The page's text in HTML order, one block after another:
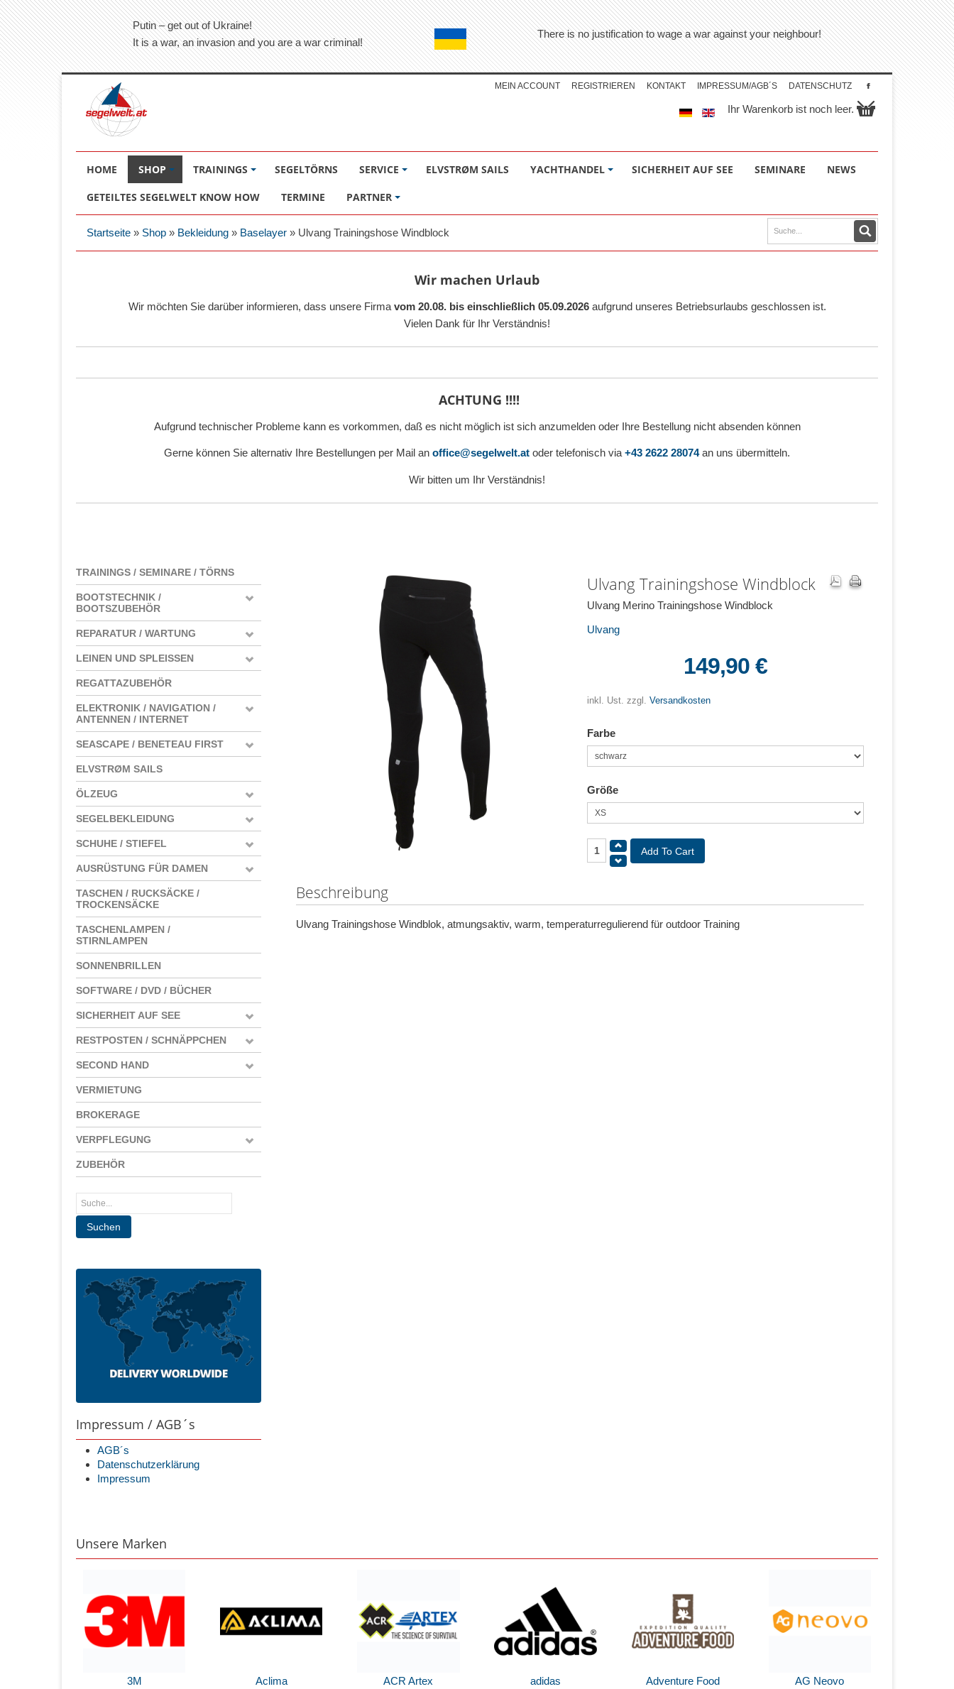
Putin – get out of Ukraine!
It is a war, an invasion and you are a war criminal!
There is no justification to wage a war against your neighbour!
KONTAKT IMPRESSUM/AGB´S DATENSCHUTZ
MEIN ACCOUNT REGISTRIEREN
Ihr Warenkorb ist noch leer.
HOME SHOP TRAININGS SEGELTÖRNS SERVICE ELVSTRØM SAILS YACHTHANDEL SICHERHEIT AUF SEE SEMINARE NEWS
GETEILTES SEGELWELT KNOW HOW TERMINE PARTNER
Startseite » Shop » Bekleidung » Baselayer » Ulvang Trainingshose Windblock
Wir machen Urlaub
Wir möchten Sie darüber informieren, dass unsere Firma vom 20.08. bis einschließlich 05.09.2026aufgrund unseres Betriebsurlaubs geschlossen ist.
Vielen Dank für Ihr Verständnis!
ACHTUNG !!!!
Aufgrund technischer Probleme kann es vorkommen, daß es nicht möglich ist sich anzumelden oder Ihre Bestellung nicht absenden können
Gerne können Sie alternativ Ihre Bestellungen per Mail an office@segelwelt.at oder telefonisch via +43 2622 28074an uns übermitteln.
Wir bitten um Ihr Verständnis!
TRAININGS / SEMINARE / TÖRNS
BOOTSTECHNIK /
BOOTSZUBEHÖR
REPARATUR / WARTUNG
LEINEN UND SPLEISSEN
REGATTAZUBEHÖR
ELEKTRONIK / NAVIGATION /
ANTENNEN / INTERNET
SEASCAPE / BENETEAU FIRST
ELVSTRØM SAILS
ÖLZEUG
SEGELBEKLEIDUNG
SCHUHE / STIEFEL
AUSRÜSTUNG FÜR DAMEN
TASCHEN / RUCKSÄCKE /
TROCKENSÄCKE
TASCHENLAMPEN /
STIRNLAMPEN
SONNENBRILLEN
SOFTWARE / DVD / BÜCHER
SICHERHEIT AUF SEE
RESTPOSTEN / SCHNÄPPCHEN
SECOND HAND
VERMIETUNG
BROKERAGE
VERPFLEGUNG
ZUBEHÖR
Impressum / AGB´s
AGB´s
Datenschutzerklärung
Impressum
Ulvang Trainingshose Windblock
Ulvang Merino Trainingshose Windblock
Ulvang
149,90 €
inkl. Ust. zzgl.Versandkosten
Farbe
Größe
Beschreibung
Ulvang Trainingshose Windblok, atmungsaktiv, warm, temperaturregulierend für outdoor Training
Unsere Marken
3M Aclima ACR Artex adidas Adventure Food AG Neovo